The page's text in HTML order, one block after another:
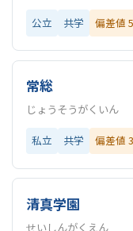
公立 共学 偏差値
常総
じょうそうがくいん
私立 共学 偏差値
清真学園
せいしんがくえん